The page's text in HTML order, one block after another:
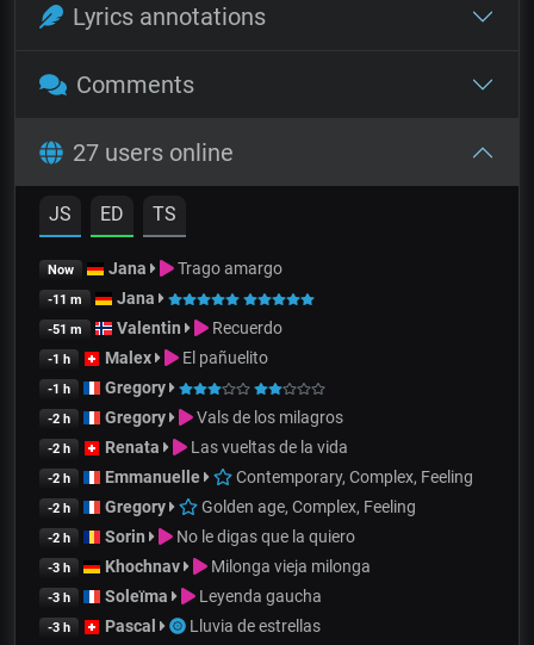
Lyrics annotations
Comments
27 users online
JS ED TS
Now Jana Trago amargo
-11 m Jana
-51 m Valentin Recuerdo
-1 h Malex El pañuelito
-1 h Gregory
-2 h Gregory Vals de los milagros
-2 h Renata Las vueltas de la vida
-2 h Emmanuelle Contemporary, Complex, Feeling
-2 h Gregory Golden age, Complex, Feeling
-2 h Sorin No le digas que la quiero
-3 h Khochnav Milonga vieja milonga
-3 h Soleïma Leyenda gaucha
-3 h Pascal Lluvia de estrellas